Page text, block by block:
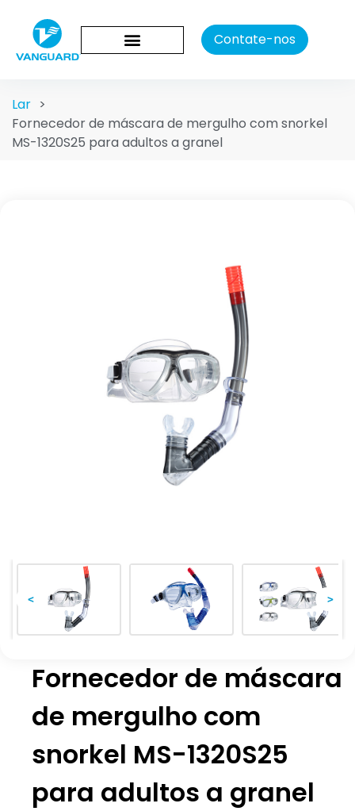
Contate-nos
Lar >
Fornecedor de máscara de mergulho com snorkel
MS-1320S25 para adultos a granel
< >
Fornecedor de máscara
de mergulho com
snorkel MS-1320S25
para adultos a granel